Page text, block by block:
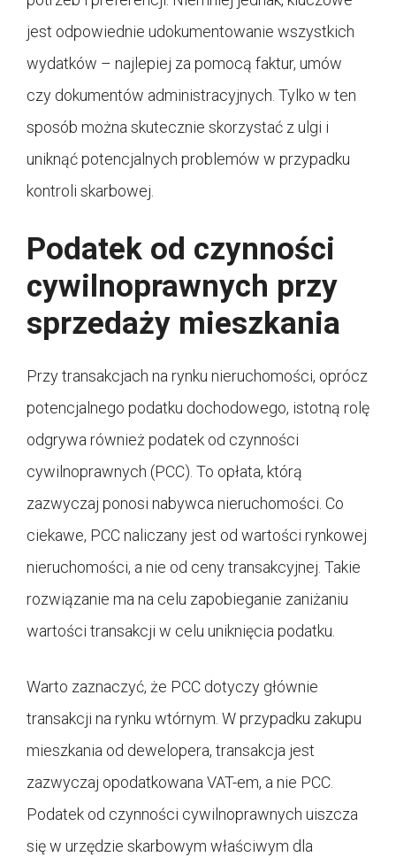
jest odpowiednie udokumentowanie wszystkich
wydatków – najlepiej za pomocą faktur, umów
czy dokumentów administracyjnych. Tylko w ten
sposób można skutecznie skorzystać z ulgi i
uniknąć potencjalnych problemów w przypadku
kontroli skarbowej.
Podatek od czynności
cywilnoprawnych przy
sprzedaży mieszkania
Przy transakcjach na rynku nieruchomości, oprócz
potencjalnego podatku dochodowego, istotną rolę
odgrywa również podatek od czynności
cywilnoprawnych (PCC). To opłata, którą
zazwyczaj ponosi nabywca nieruchomości. Co
ciekawe, PCC naliczany jest od wartości rynkowej
nieruchomości, a nie od ceny transakcyjnej. Takie
rozwiązanie ma na celu zapobieganie zaniżaniu
wartości transakcji w celu uniknięcia podatku.
Warto zaznaczyć, że PCC dotyczy głównie
transakcji na rynku wtórnym. W przypadku zakupu
mieszkania od dewelopera, transakcja jest
zazwyczaj opodatkowana VAT-em, a nie PCC.
Podatek od czynności cywilnoprawnych uiszcza
się w urzędzie skarbowym właściwym dla